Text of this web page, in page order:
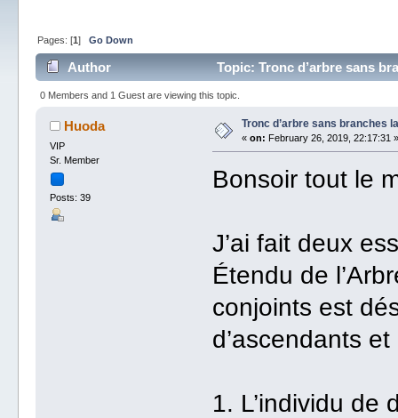
Pages: [1] Go Down
Author Topic: Tronc d’arbre sans
0 Members and 1 Guest are viewing this topic.
Huoda
VIP
Sr. Member
Posts: 39
Tronc d’arbre sans branches
« on: February 26, 2019, 22:17:31 »
Bonsoir tout le
J’ai fait deux
Étendu de
conjoints est
d’ascendants
1. L’individu de